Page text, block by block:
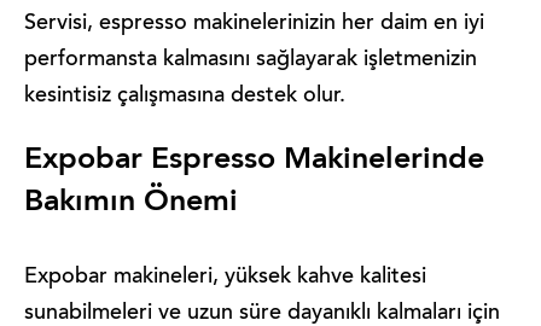
Servisi, espresso makinelerinizin her daim en iyi
performansta kalmasını sağlayarak işletmenizin
kesintisiz çalışmasına destek olur.
Expobar Espresso Makinelerinde
Bakımın Önemi
Expobar makineleri, yüksek kahve kalitesi
sunabilmeleri ve uzun süre dayanıklı kalmaları için